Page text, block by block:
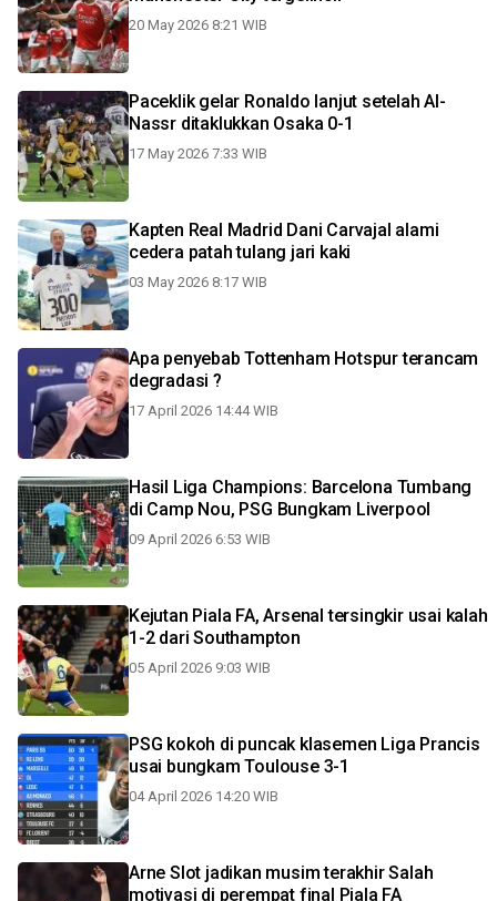
20 May 2026 8:21 WIB
Paceklik gelar Ronaldo lanjut setelah Al-
Nassr ditaklukkan Osaka 0-1
17 May 2026 7:33 WIB
Kapten Real Madrid Dani Carvajal alami
cedera patah tulang jari kaki
03 May 2026 8:17 WIB
Apa penyebab Tottenham Hotspur terancam
degradasi ?
17 April 2026 14:44 WIB
Hasil Liga Champions: Barcelona Tumbang
di Camp Nou, PSG Bungkam Liverpool
09 April 2026 6:53 WIB
Kejutan Piala FA, Arsenal tersingkir usai kalah
1-2 dari Southampton
05 April 2026 9:03 WIB
PSG kokoh di puncak klasemen Liga Prancis
usai bungkam Toulouse 3-1
04 April 2026 14:20 WIB
Arne Slot jadikan musim terakhir Salah
motivasi di perempat final Piala FA